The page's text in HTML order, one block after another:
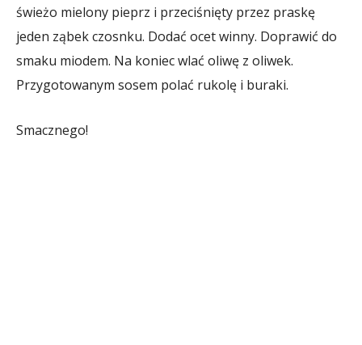
świeżo mielony pieprz i przeciśnięty przez praskę
jeden ząbek czosnku. Dodać ocet winny. Doprawić do
smaku miodem. Na koniec wlać oliwę z oliwek.
Przygotowanym sosem polać rukolę i buraki.
Smacznego!